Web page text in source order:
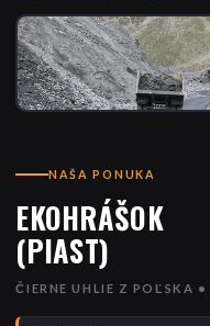
NAŠA PONUKA
EKOHRÁŠOK
(PIAST)
ČIERNE UHLIE Z POĽSKA